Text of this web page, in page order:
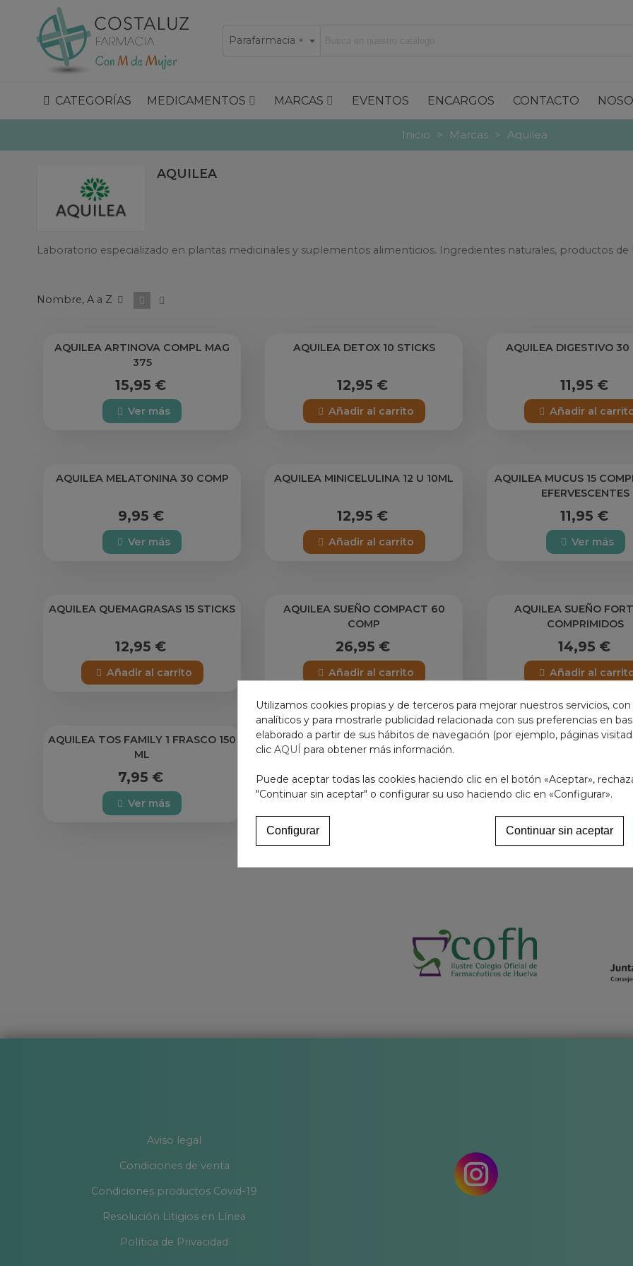
×
Parafarmacia
CATEGORÍAS MEDICAMENTOS MARCAS EVENTOS ENCARGOS CONTACTO
Inicio > Marcas > Aquilea
AQUILEA
Laboratorio especializado en plantas medicinales y suplementos alimenticios. Ingredientes naturales, productos de
Nombre, A a Z
AQUILEA ARTINOVA COMPL MAG
375
15,95 €
Ver más
AQUILEA DETOX 10 STICKS
12,95 €
Añadir al carrito
AQUILEA DIGESTIVO 30
11,95 €
Añadir al
AQUILEA MELATONINA 30 COMP
9,95 €
Ver más
AQUILEA MINICELULINA 12 U 10ML
12,95 €
Añadir al carrito
AQUILEA MUCUS 15
EFERVESCENTES
11,95 €
Ver más
AQUILEA QUEMAGRASAS 15 STICKS
12,95 €
Añadir al carrito
AQUILEA SUEÑO COMPACT 60
COMP
26,95 €
Añadir al carrito
AQUILEA SUEÑO
COMPRIMIDOS
14,95 €
Añadir al
AQUILEA TOS FAMILY 1 FRASCO 150
ML
7,95 €
Ver más
CHITOSAN AQUILEA 96 CAPS
15,95 €
FISIOCREM GOLPIX ROLL
9,95 €
Añadir al carrito
-15 de 15 artículo(s)
Aviso legal
Condiciones de venta
Condiciones productos Covid-19
Resolución Litigios en Línea
Política de Privacidad
Utilizamos cookies propias y de terceros para mejorar nuestros servicios,
analíticos y para mostrarle publicidad relacionada con sus preferencias en
elaborado a partir de sus hábitos de navegación (por ejemplo, páginas
clic AQUÍ para obtener más información.
Puede aceptar todas las cookies haciendo clic en el botón «Aceptar»,
"Continuar sin aceptar" o configurar su uso haciendo clic en «Configurar».
Continuar sin aceptar
Configurar